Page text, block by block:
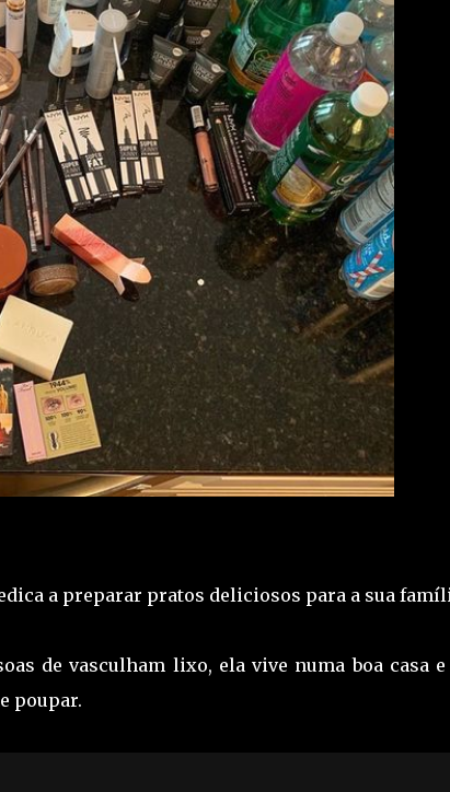
a preparar pratos deliciosos para a sua
de vasculham lixo, ela vive numa boa casa
poupar.